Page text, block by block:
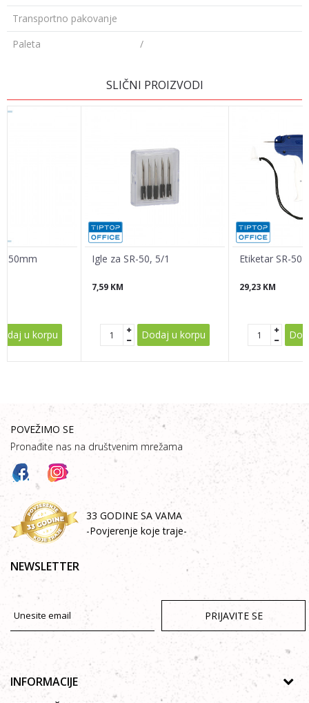
Transportno pakovanje
Paleta
/
SLIČNI PROIZVODI
50mm
u korpu
Igle za SR-50, 5/1
7,59 KM
Dodaj u korpu
Etiketar SR-50
29,23 KM
POVEŽIMO SE
Pronađite nas na društvenim mrežama
33 GODINE SA VAMA
-Povjerenje koje traje-
NEWSLETTER
PRIJAVITE SE
INFORMACIJE